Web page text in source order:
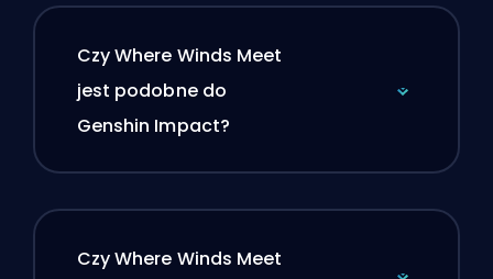
Czy Where Winds Meet
jest podobne do
Genshin Impact?
Czy Where Winds Meet